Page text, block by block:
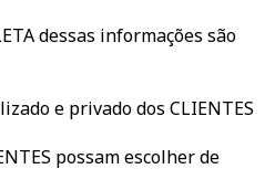
dessas informações são
e privado dos CLIENTES
possam escolher de